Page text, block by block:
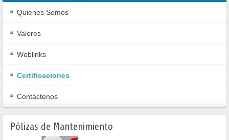
Quienes Somos
Valores
Weblinks
Certificaciones
Contáctenos
Pólizas de Mantenimiento